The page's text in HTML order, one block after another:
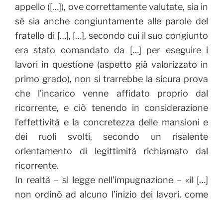
appello ([…]), ove correttamente valutate, sia in
sé sia anche congiuntamente alle parole del
fratello di […], […], secondo cui il suo congiunto
era stato comandato da […] per eseguire i
lavori in questione (aspetto già valorizzato in
primo grado), non si trarrebbe la sicura prova
che l’incarico venne affidato proprio dal
ricorrente, e ciò tenendo in considerazione
l’effettività e la concretezza delle mansioni e
dei ruoli svolti, secondo un risalente
orientamento di legittimità richiamato dal
ricorrente.
In realtà – si legge nell’impugnazione – «il […]
non ordinò ad alcuno l’inizio dei lavori, come